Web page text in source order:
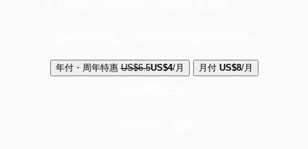
年付・周年特惠 US$6.5US$4/月 月付 US$8/月